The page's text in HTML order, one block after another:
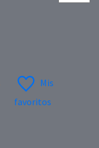
Mis
favoritos